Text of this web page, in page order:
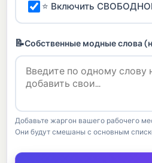
⭐ Включить
📝Собственные модные слова
Добавьте жаргон вашего рабочего
Они будут смешаны с основным